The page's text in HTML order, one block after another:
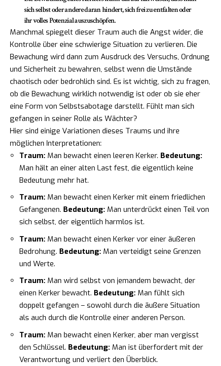
sich selbst oder andere daran hindert, sich frei zu entfalten oder
ihr volles Potenzial auszuschöpfen.
Manchmal spiegelt dieser Traum auch die Angst wider, die
Kontrolle über eine schwierige Situation zu verlieren. Die
Bewachung wird dann zum Ausdruck des Versuchs, Ordnung
und Sicherheit zu bewahren, selbst wenn die Umstände
chaotisch oder bedrohlich sind. Es ist wichtig, sich zu fragen,
ob die Bewachung wirklich notwendig ist oder ob sie eher
eine Form von Selbstsabotage darstellt. Fühlt man sich
gefangen in seiner Rolle als Wächter?
Hier sind einige Variationen dieses Traums und ihre
möglichen Interpretationen:
Traum: Man bewacht einen leeren Kerker. Bedeutung:
Man hält an einer alten Last fest, die eigentlich keine
Bedeutung mehr hat.
Traum: Man bewacht einen Kerker mit einem friedlichen
Gefangenen. Bedeutung: Man unterdrückt einen Teil von
sich selbst, der eigentlich harmlos ist.
Traum: Man bewacht einen Kerker vor einer äußeren
Bedrohung. Bedeutung: Man verteidigt seine Grenzen
und Werte.
Traum: Man wird selbst von jemandem bewacht, der
einen Kerker bewacht. Bedeutung: Man fühlt sich
doppelt gefangen – sowohl durch die äußere Situation
als auch durch die Kontrolle einer anderen Person.
Traum: Man bewacht einen Kerker, aber man vergisst
den Schlüssel. Bedeutung: Man ist überfordert mit der
Verantwortung und verliert den Überblick.